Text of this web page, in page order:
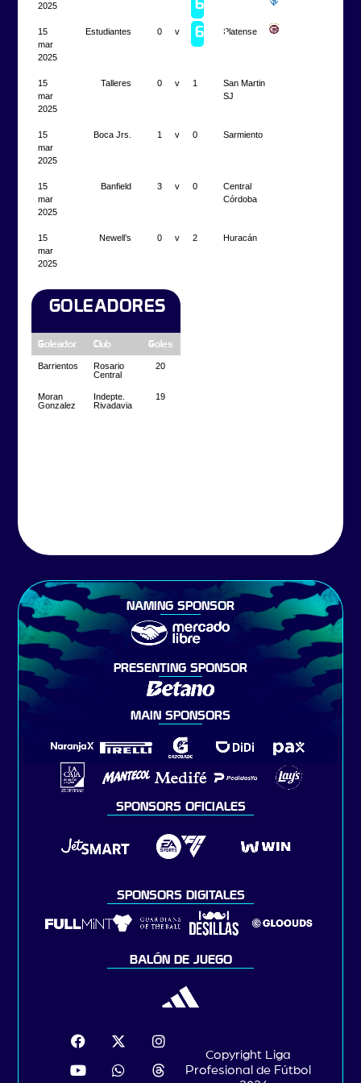
2025
15
mar
2025
Estudiantes 0 v Platense
15
mar
2025
Talleres 0 v 1
San Martin
SJ
15
mar
2025
Boca Jrs. 1 v 0 Sarmiento
15
mar
2025
Banfield 3 v 0
Central
Córdoba
15
mar
2025
Newell’s 0 v 2 Huracán
GOLEADORES
Goleador Club Goles
Barrientos
Rosario
Central
20
Moran
Gonzalez
Indepte.
Rivadavia
19
62023
6Campeón
2022
NAMING SPONSOR
PRESENTING SPONSOR
MAIN SPONSORS
SPONSORS OFICIALES
SPONSORS DIGITALES
BALÓN DE JUEGO
Copyright Liga
Profesional de Fútbol